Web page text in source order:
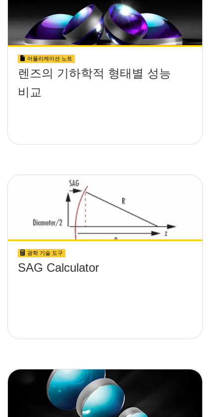
어플리케이션 노트
렌즈의 기하학적 형태별 성능
비교
광학 기술 도구
SAG Calculator